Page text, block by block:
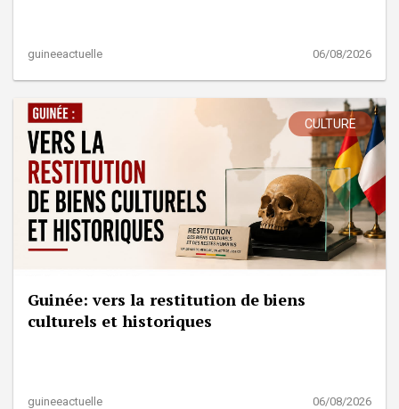
guineeactuelle 06/08/2026
CULTURE
Guinée: vers la restitution de biens
culturels et historiques
guineeactuelle 06/08/2026